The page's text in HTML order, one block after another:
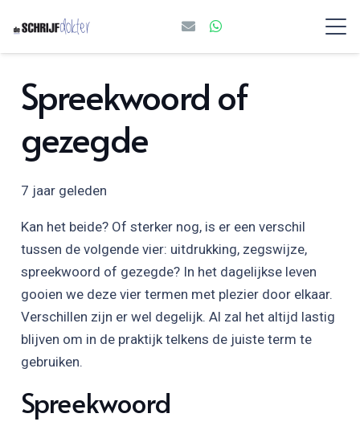
Spreekwoord of
gezegde
7 jaar geleden
Kan het beide? Of sterker nog, is er een verschil
tussen de volgende vier: uitdrukking, zegswijze,
spreekwoord of gezegde? In het dagelijkse leven
gooien we deze vier termen met plezier door elkaar.
Verschillen zijn er wel degelijk. Al zal het altijd lastig
blijven om in de praktijk telkens de juiste term te
gebruiken.
Spreekwoord